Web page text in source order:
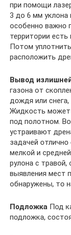
при помощи
3 до 6 мм уклона
особенно важно
территории
Потом
расположить
Вывод
газона от
дождя или
Жидкость может
под полотном.
устраивают
задачей отлично
мелкой и
рулона с травой,
выявления мест
обнаружены, то
Подложка Под
подложка,